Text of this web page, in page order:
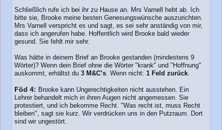
Schließlich rufe ich bei ihr zu Hause an. Mrs Varnell hebt ab. Ich
bitte sie, Brooke meine besten Genesungswünsche auszurichten.
Mrs Varnell verspricht es und sagt, es sei sehr anständig von mir,
dass ich angerufen habe. Hoffentlich wird Brooke bald wieder
gesund. Sie fehlt mir sehr.
Was hätte in deinem Brief an Brooke gestanden (mindestens 9
Wörter)? Wenn dein Brief ohne die Wörter "krank" und "Hoffnung"
auskommt, erhältst du 3 M&C’s . Wenn nicht: 1 Feld zurück
Föd 4: Brooke kann Ungerechtigkeiten nicht ausstehen. Ein
Lehrer behandelt mich in ihren Augen nicht angemessen. Sie
protestiert, und ich bekomme Recht. "Was recht ist, muss Recht
bleiben", sagt sie kurz. Wir verdrücken uns in den Putzraum. Dort
sind wir ungestört.